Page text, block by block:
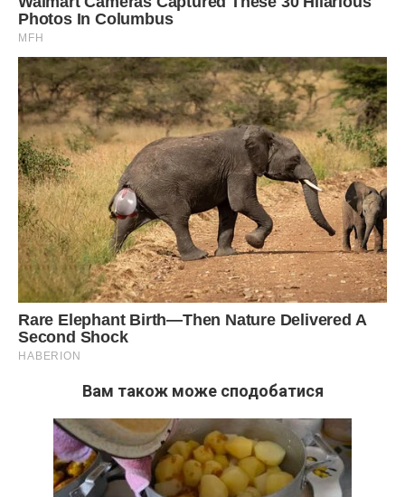
блідим. І взагалі, я хотіла спитати, коли ти збираєшся
дітей народжувати? Бо час іде, а ти все по закордонах
їздиш та книжки купуєш.
— Галино Петрівно, це питання стосується тільки мене і
Богдана, — Оксана відчула, як всередині знову починає
закипати холодна лють. — І я дуже прошу вас не заходити
в мою робочу кімнату без стуку.
— Робоча кімната! — свекруха засміялася сухим,
неприємним сміхом. — Подивіться на неї! Пані велика! Та
якби не мій Богданчик, ти б і на цю квартиру не заробила
зі своїми картинками. Він у мене золота дитина, він усе в
дім несе, а ти тільки витрачаєш.
Вам також може сподобатися